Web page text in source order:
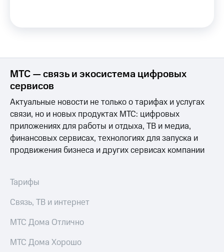
Гудок
Мой
МТС
Все
приложения
Финансы
Инвестиции
Получайте
Покупка
полисов
онлайн
на связь
и получайте
доход 15%
Акции
Условия
пополнения
Скидка
30%
на связь
и МТС Супер
дешевле
при оплате
МТС Деньги
МТС — связь и экосистема цифровых
сервисов
Актуальные новости не только о тарифах и услугах
связи, но и новых продуктах МТС: цифровых
приложениях для работы и отдыха, ТВ и медиа,
финансовых сервисах, технологиях для запуска и
продвижения бизнеса и других сервисах компании
Тарифы
Связь, ТВ и интернет
МТС Дома Отлично
МТС Дома Хорошо